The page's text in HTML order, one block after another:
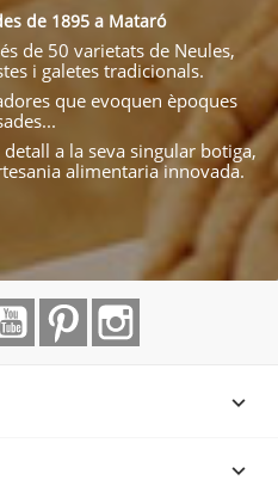
de 1895 a Mataró
de 50 varietats de Neules,
i galetes tradicionals.
que evoquen èpoques
a la seva singular botiga,
alimentaria innovada.
YouTubePinterest

